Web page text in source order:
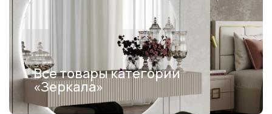
Все товары категории
«Зеркала»